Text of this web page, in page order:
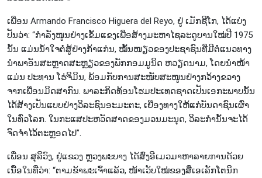
ເພື່ອນ Armando Francisco Higuera del Reyo, ຢູ່ ເມັກ​ຊີ​ໂກ, ໄດ້​ແບ່ງ​
ປັນ​ວ່​າ: “ກຳ​ລັງ​ໜູນ​ຢ່າງ​ເຂັ້ມແຂງເພື່ອ​ສ້າງ​ມະຫາໄຊ​ລະ​ດູ​ບານ​ໃໝ່ປີ 1975
ນັ້ນ ​ແມ່ນ​ນ້ຳ​ໃຈ​ຕໍ່​ສູ້​ຢ່າງ​ກ້າ​ແກ່ນ, ໝັ້ນໜຽວ​ຂອງ​ປະ​ຊາ​ຊົນ​ທີ່​ມີ​ຕໍ່​ແນວ​ທາງ​
ນຳພາອັນສະ​ຫຼາດ​ສະ​ຫຼຽວ​ຂອງ​ພັກ​ກອມ​ມູ​ນິດ ຫວຽດ​ນາມ, ໂດຍ​ນຳ​ໜ້າ​
ແມ່ນ ​ປະ​ທານ ໂຮ່​ຈິ​ມິນ, ພ້ອມ​ກັບ​ການ​ສະ​ໜັບ​ສະ​ໜູນ​ຢ່າງກວ້າງ​ຂວາງ​
ຈາກ​ເພື່ອນ​ມິດ​ສາ​ກົນ. ພາ​ລະ​ກິດ​ທ້ອນ​ໂຮມ​ປະ​ເທດ​ຊາດ​ເປັນ​ເອ​ກະ​ພາບນັ້ນ
ໄດ້​ສ້າງເປ​ັນ​ແບບ​ຢ່າງວິລະຊົນອະ​ມະ​ຕະ, ເຍືອງ​ທາງ​ໃຫ້​ແກ່​ບັນ​ດາ​ຊົນ​ເຜົ່າ​
ໃນ​ທົ່​ວ​ໂລກ. ໃນ​ກະ​ແສ​ປະ​ຫວັດ​ສາດ​ຂອງມວນ​ມະ​ນຸດ, ວິ​ລະ​ກຳ​ນັ້ນ​ຈະ​ໄດ້​
ຈົດ​ຈຳໄວ້​ຕະ​ຫຼອດ​ໄປ”.
ເພື່ອນ ສຸ​ລິ​ວົງ, ຢູ່​ແຂວງ ຫຼວງ​ພະ​ບາງ ໄດ້​ສົ່ງ​ອີ​ເມວມ​າ​ຫາ​ລາຍ​ການດ້ວຍ​
ເນື້ອ​ໃນ​ທີ່​ວ່າ: “ຕາມ​ຂ້າ​ພະ​ເຈົ້າ​ແລ້ວ, ໜ້າ​ເວັບ​ໃໝ່​ຂອງສື່​ເອ​ເລັກ​ໂຕ​ນິກ